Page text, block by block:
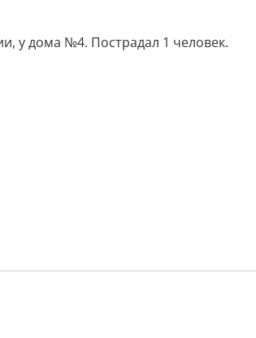
у дома №4. Пострадал 1 человек.